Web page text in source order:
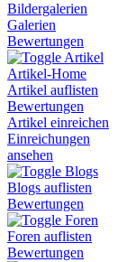
Bildergalerien
Galerien
Bewertungen
Artikel
Artikel-Home
Artikel auflisten
Bewertungen
Artikel einreichen
Einreichungen
ansehen
Blogs
Blogs auflisten
Bewertungen
Foren
Foren auflisten
Bewertungen